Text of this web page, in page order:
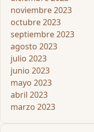
noviembre 2023
octubre 2023
septiembre 2023
agosto 2023
julio 2023
junio 2023
mayo 2023
abril 2023
marzo 2023